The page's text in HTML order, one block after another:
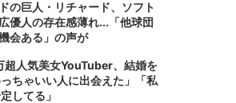
の巨人・リチャード、ソフト
優人の存在感薄れ...「他球団
会ある」の声が
超人気美女YouTuber、結婚を
ちゃいい人に出会えた」「私
してる」